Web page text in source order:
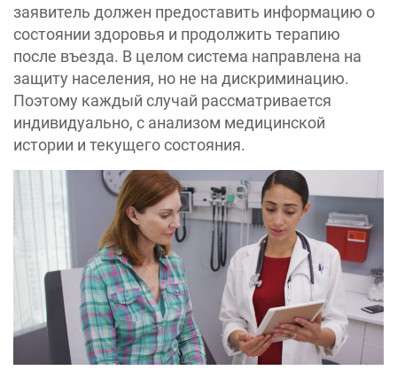
заявитель должен предоставить информацию о
состоянии здоровья и продолжить терапию
после въезда. В целом система направлена на
защиту населения, но не на дискриминацию.
Поэтому каждый случай рассматривается
индивидуально, с анализом медицинской
истории и текущего состояния.